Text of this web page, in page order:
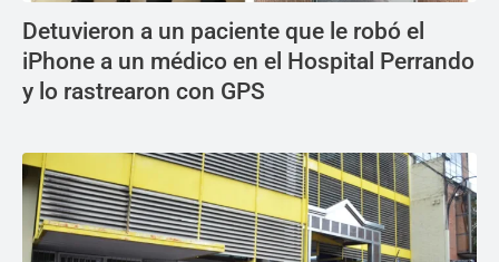
Detuvieron a un paciente que le robó el
iPhone a un médico en el Hospital Perrando
y lo rastrearon con GPS